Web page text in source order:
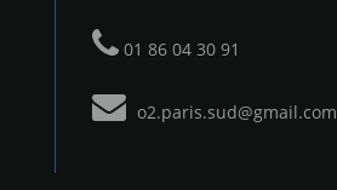
01 86 04 30 91
o2.paris.sud@gmail.com